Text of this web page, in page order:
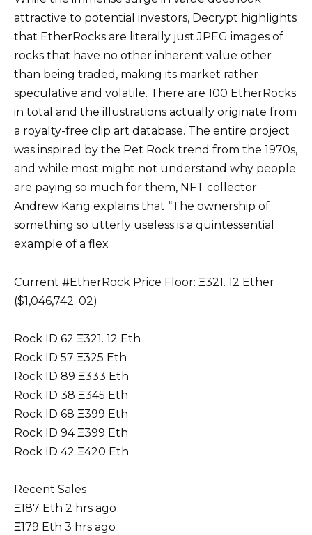
attractive to potential investors, Decrypt highlights
that EtherRocks are literally just JPEG images of
rocks that have no other inherent value other
than being traded, making its market rather
speculative and volatile. There are 100 EtherRocks
in total and the illustrations actually originate from
a royalty-free clip art database. The entire project
was inspired by the Pet Rock trend from the 1970s,
and while most might not understand why people
are paying so much for them, NFT collector
Andrew Kang explains that “The ownership of
something so utterly useless is a quintessential
example of a flex
Current #EtherRock Price Floor: Ξ321. 12 Ether
($1,046,742. 02)
Rock ID 62 Ξ321. 12 Eth
Rock ID 57 Ξ325 Eth
Rock ID 89 Ξ333 Eth
Rock ID 38 Ξ345 Eth
Rock ID 68 Ξ399 Eth
Rock ID 94 Ξ399 Eth
Rock ID 42 Ξ420 Eth
Recent Sales
Ξ187 Eth 2 hrs ago
Ξ179 Eth 3 hrs ago